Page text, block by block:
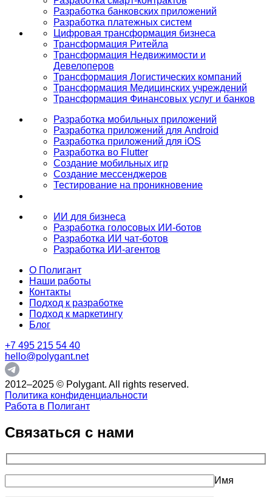
Разработка банковских приложений
Разработка платежных систем
Цифровая трансформация бизнеса
Трансформация Ритейла
Трансформация Недвижимости и
Девелоперов
Трансформация Логистических компаний
Трансформация Медицинских учреждений
Трансформация Финансовых услуг и банков
Разработка мобильных приложений
Разработка приложений для Android
Разработка приложений для iOS
Разработка во Flutter
Создание мобильных игр
Создание мессенджеров
Тестирование на проникновение
ИИ для бизнеса
Разработка голосовых ИИ-ботов
Разработка ИИ чат-ботов
Разработка ИИ-агентов
О Полигант
Наши работы
Контакты
Подход к разработке
Подход к маркетингу
Блог
+7 495 215 54 40
hello@polygant.net
2012–2025 © Polygant. All rights reserved.
Политика конфиденциальности
Работа в Полигант
Связаться с нами
Имя